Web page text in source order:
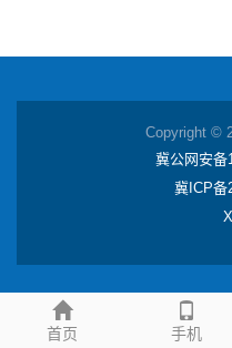
首页 手机
Copyright ©
冀公网安备
冀ICP备